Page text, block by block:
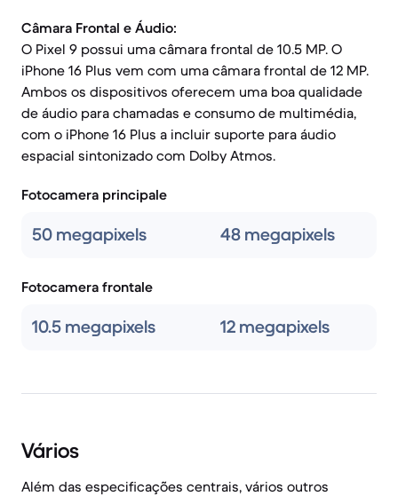
Câmara Frontal e Áudio:
O Pixel 9 possui uma câmara frontal de 10.5 MP. O
iPhone 16 Plus vem com uma câmara frontal de 12 MP.
Ambos os dispositivos oferecem uma boa qualidade
de áudio para chamadas e consumo de multimédia,
com o iPhone 16 Plus a incluir suporte para áudio
espacial sintonizado com Dolby Atmos.
Fotocamera principale
50 megapixels 48 megapixels
Fotocamera frontale
10.5 megapixels 12 megapixels
Vários
Além das especificações centrais, vários outros